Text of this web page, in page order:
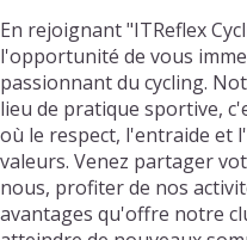
En rejoignant "ITReflex
l'opportunité de vous
passionnant du cycling.
lieu de pratique sportive,
où le respect, l'entraide et
valeurs. Venez partager
nous, profiter de nos
avantages qu'offre notre